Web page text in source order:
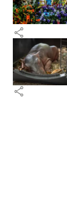
share
share